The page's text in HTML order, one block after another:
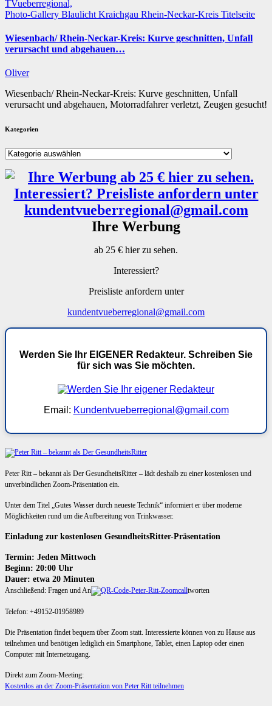
Photo-Gallery Blaulicht Kraichgau Rhein-Neckar-Kreis Titelseite
Wiesenbach/ Rhein-Neckar-Kreis: Kurve geschnitten, Unfall
verursacht und abgehauen…
Oliver
Wiesenbach/ Rhein-Neckar-Kreis: Kurve geschnitten, Unfall
verursacht und abgehauen, Motorradfahrer verletzt, Zeugen gesucht!
Kategorien
Kategorien
Ihre Werbung
ab 25 € hier zu sehen.
Interessiert?
Preisliste anfordern unter
kundentvueberregional@gmail.com
Werden Sie Ihr EIGENER Redakteur. Schreiben Sie
für sich was Sie möchten.
Email: Kundentvueberregional@gmail.com
Peter Ritt – bekannt als Der GesundheitsRitter – lädt deshalb zu einer kostenlosen und
unverbindlichen Zoom-Präsentation ein.
Unter dem Titel „Gutes Wasser durch neueste Technik“ informiert er über moderne
Möglichkeiten rund um die Aufbereitung von Trinkwasser.
Einladung zur kostenlosen GesundheitsRitter-Präsentation
Termin: Jeden Mittwoch
Beginn: 20:00 Uhr
Dauer: etwa 20 Minuten
Anschließend: Fragen und An tworten
Telefon: +49152-01958989
Die Präsentation findet bequem über Zoom statt. Interessierte können von zu Hause aus
teilnehmen und benötigen lediglich ein Smartphone, Tablet, einen Laptop oder einen
Computer mit Internetzugang.
Direkt zum Zoom-Meeting:
Kostenlos an der Zoom-Präsentation von Peter Ritt teilnehmen